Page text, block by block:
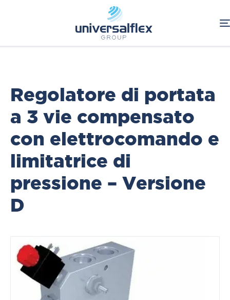
Componenti Oleodinamici
Regolatori di flusso
Regolatore di portata
a 3 vie compensato
con elettrocomando e
limitatrice di
pressione – Versione
D